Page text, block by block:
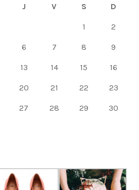
J V S D
1 2
6 7 8 9
13 14 15 16
20 21 22 23
27 28 29 30